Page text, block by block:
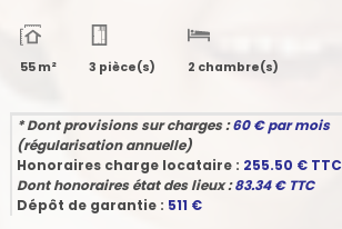
55 m² 3 pièce(s) 2 chambre(s)
* Dont provisions sur charges : 60€ par mois
(régularisation annuelle)
Honoraires charge locataire : 255.50 € TTC
Dont honoraires état des lieux : 83.34€ TTC
Dépôt de garantie : 511 €